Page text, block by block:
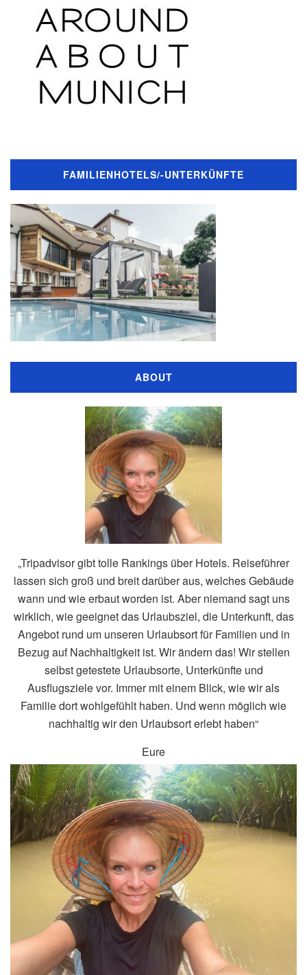
FAMILIENHOTELS/-UNTERKÜNFTE
ABOUT
„Tripadvisor gibt tolle Rankings über Hotels. Reiseführer
lassen sich groß und breit darüber aus, welches Gebäude
wann und wie erbaut worden ist. Aber niemand sagt uns
wirklich, wie geeignet das Urlaubsziel, die Unterkunft, das
Angebot rund um unseren Urlaubsort für Familien und in
Bezug auf Nachhaltigkeit ist. Wir ändern das! Wir stellen
selbst getestete Urlaubsorte, Unterkünfte und
Ausflugsziele vor. Immer mit einem Blick, wie wir als
Familie dort wohlgefühlt haben. Und wenn möglich wie
nachhaltig wir den Urlaubsort erlebt haben“
Eure